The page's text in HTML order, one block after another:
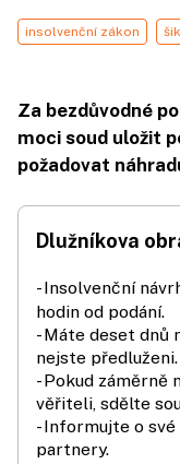
insolvenční zákon
Za bezdůvodné
moci soud uložit
požadovat
Dlužníkova
- Insolvenční
hodin od podání.
- Máte deset dnů
nejste předluženi.
- Pokud záměrně
věřiteli, sdělte
- Informujte o
partnery.